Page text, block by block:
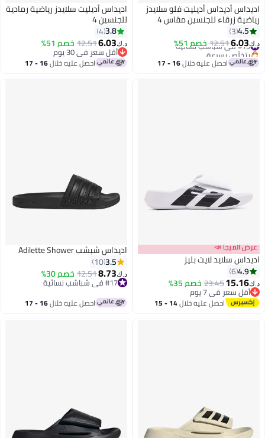
اديداس أديداس أديليت فلو سلايدز
رياضية زرقاء للجنسين مقاس 4
4.5
3
د.ك‏6.03
12.51خصم 51% #13 في شباشب نسائية
بتخلّص بسرعة
#13 في شباشب نسائية احصل عليه خلال 16 - 17
اغسطس
اديداس أديليت سلايدز رياضية رمادية
للجنسين 4
3.8
4
د.ك‏6.03
12.51خصم 51%
أقل سعر في 30 يوم
أقل سعر في 30 يوماحصل عليه خلال 16 - 17
اغسطس
عرض الميجا 📣
اديداس سلايد لايت بليز
4.9
6
د.ك‏15.16
23.45خصم 35%
أقل سعر في 7 يوم
أقل سعر في 7 يوماحصل عليه خلال 14 - 15
اديداس شبشب Adilette Shower
3.5
10
د.ك‏8.73
12.51خصم 30%
#17 في شباشب نسائية
احصل عليه خلال 16 - 17